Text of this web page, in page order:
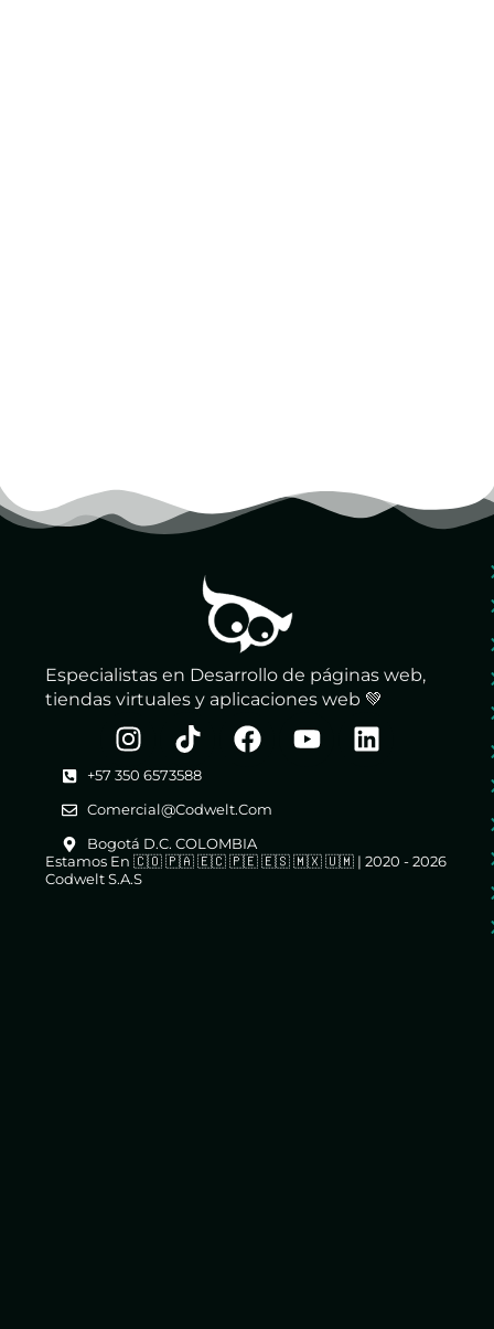
Especialistas en Desarrollo de páginas web,
tiendas virtuales y aplicaciones web 💚
+57 350 6573588
Comercial@codwelt.com
Bogotá D.C. COLOMBIA
Estamos En 🇨🇴 🇵🇦 🇪🇨 🇵🇪 🇪🇸 🇲🇽 🇺🇲 | 2020 - 2026
Codwelt S.A.S